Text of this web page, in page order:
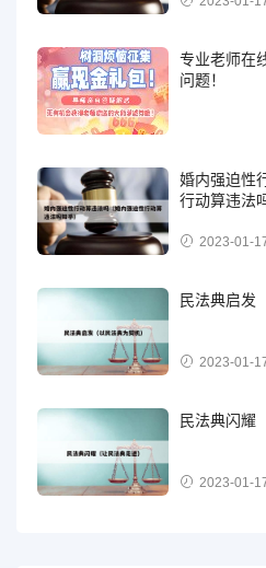
专业老师在
问题！
婚内强迫性
行动算违法
2023-01-
民法典启发
2023-01-
民法典闪耀
2023-01-